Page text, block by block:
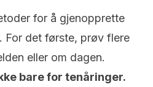
for å gjenopprette
For det første, prøv flere
eller om dagen.
bare for tenåringer.